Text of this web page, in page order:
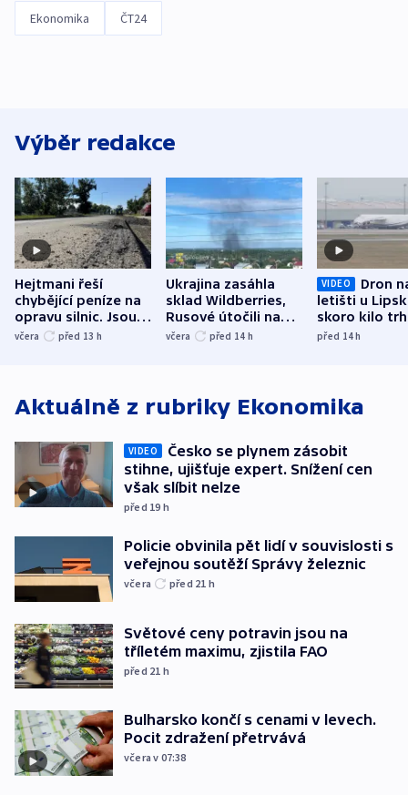
Ekonomika ČT24
Výběr redakce
Hejtmani řeší
chybějící peníze na
opravu silnic. Jsou
nenárokové, namítá
včera před 13 h
Ukrajina zasáhla
sklad Wildberries,
Rusové útočili na
trh, hasiče či
včera před 14 h
VIDEO
Dron
letišti u
skoro kilo
indicie
před 14h
Aktuálně z rubriky Ekonomika
VIDEO
Česko se plynem zásobit
stihne, ujišťuje expert. Snížení cen
však slíbit nelze
před 19 h
Policie obvinila pět lidí v souvislosti s
veřejnou soutěží Správy železnic
včera před 21 h
Světové ceny potravin jsou na
tříletém maximu, zjistila FAO
před 21 h
Bulharsko končí s cenami v levech.
Pocit zdražení přetrvává
včera v 07:38